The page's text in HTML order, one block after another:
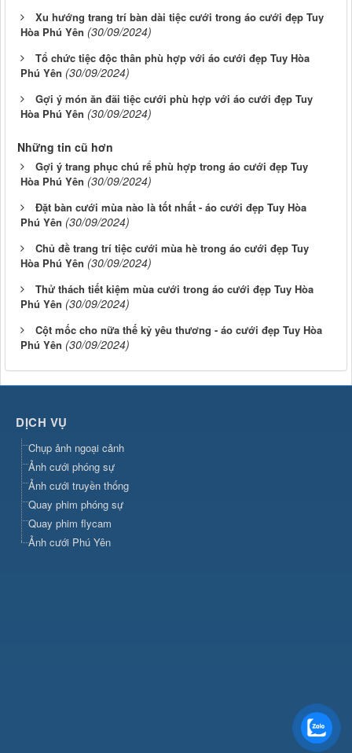
Xu hướng trang trí bàn dài tiệc cưới trong áo cưới đẹp Tuy
Hòa Phú Yên (30/09/2024)
Tổ chức tiệc độc thân phù hợp với áo cưới đẹp Tuy Hòa
Phú Yên (30/09/2024)
Gợi ý món ăn đãi tiệc cưới phù hợp với áo cưới đẹp Tuy
Hòa Phú Yên (30/09/2024)
Những tin cũ hơn
Gợi ý trang phục chú rể phù hợp trong áo cưới đẹp Tuy
Hòa Phú Yên (30/09/2024)
Đặt bàn cưới mùa nào là tốt nhất - áo cưới đẹp Tuy Hòa
Phú Yên (30/09/2024)
Chủ đề trang trí tiệc cưới mùa hè trong áo cưới đẹp Tuy
Hòa Phú Yên (30/09/2024)
Thử thách tiết kiệm mùa cưới trong áo cưới đẹp Tuy Hòa
Phú Yên (30/09/2024)
Cột mốc cho nữa thế kỷ yêu thương - áo cưới đẹp Tuy Hòa
Phú Yên (30/09/2024)
DỊCH VỤ
Chụp ảnh ngoại cảnh
Ảnh cưới phóng sự
Ảnh cưới truyền thống
Quay phim phóng sự
Quay phim flycam
Ảnh cưới Phú Yên